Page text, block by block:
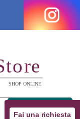
Fai una richiesta